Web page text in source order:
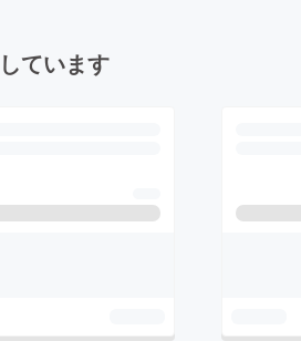
ています